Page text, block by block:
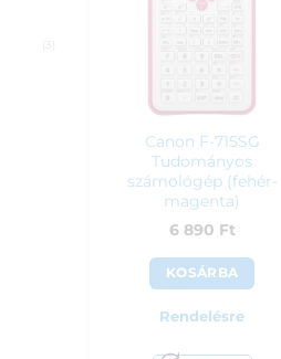
Canon F-715SG
Tudományos
számológép (fehér-
magenta)
6 890 Ft
KOSÁRBA
Rendelésre